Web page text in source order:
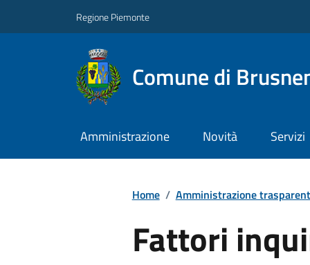
Regione Piemonte
Comune di
Amministrazione Novità Servizi
Home / Amministrazione
Fattori